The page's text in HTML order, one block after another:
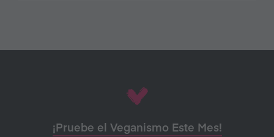
¡Pruebe el Veganismo Este Mes!